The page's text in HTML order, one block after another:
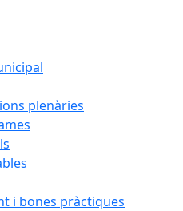
plenàries
i bones pràctiques